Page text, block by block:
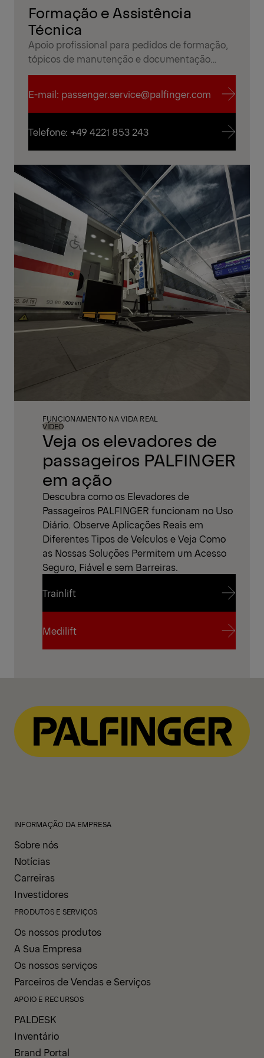
Formação e Assistência
Técnica
Apoio profissional para pedidos de formação,
tópicos de manutenção e documentação
técnica para garantir um funcionamento
E-mail: passenger.service@palfinger.com
E-mail: passenger.service@palfinger.com
Telefone: +49 4221 853 243
Telefone: +49 4221 853 243
Veja os elevadores de
passageiros PALFINGER
em ação
FUNCIONAMENTO NA VIDA REAL
VÍDEO
Descubra como os Elevadores de
Passageiros PALFINGER funcionam no Uso
Diário. Observe Aplicações Reais em
Diferentes Tipos de Veículos e Veja Como
as Nossas Soluções Permitem um Acesso
Seguro, Fiável e sem Barreiras.
Trainlift
Trainlift
Medilift
INFORMAÇÃO DA EMPRESA
Sobre nós
Notícias
Carreiras
Investidores
PRODUTOS E SERVIÇOS
Os nossos produtos
A Sua Empresa
Os nossos serviços
Parceiros de Vendas e Serviços
APOIO E RECURSOS
PALDESK
Inventário
Brand Portal